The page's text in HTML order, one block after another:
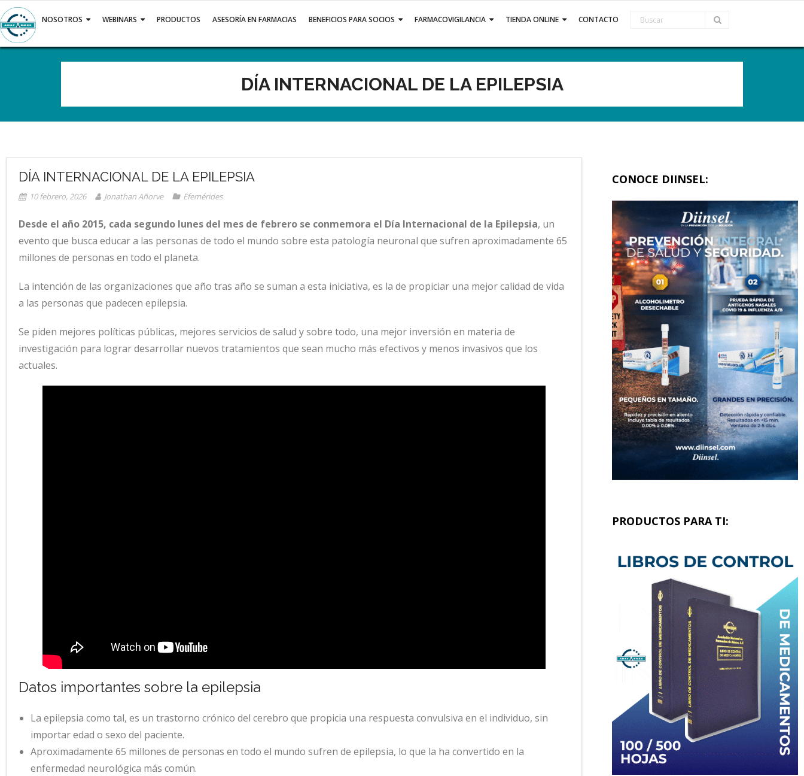
Saltar
al
contenido
NOSOTROS WEBINARS PRODUCTOS ASESORÍA EN FARMACIAS BENEFICIOS PARA SOCIOS FARMACOVIGILANCIA TIENDA ONLINE CONTACTO
DÍA INTERNACIONAL DE LA EPILEPSIA
DÍA INTERNACIONAL DE LA EPILEPSIA
10 febrero, 2026 Jonathan Añorve Efemérides
Desde el año 2015, cada segundo lunes del mes de febrero se conmemora el Día Internacional de la Epilepsia, un
evento que busca educar a las personas de todo el mundo sobre esta patología neuronal que sufren aproximadamente 65
millones de personas en todo el planeta.
La intención de las organizaciones que año tras año se suman a esta iniciativa, es la de propiciar una mejor calidad de vida
a las personas que padecen epilepsia.
Se piden mejores políticas públicas, mejores servicios de salud y sobre todo, una mejor inversión en materia de
investigación para lograr desarrollar nuevos tratamientos que sean mucho más efectivos y menos invasivos que los
actuales.
Datos importantes sobre la epilepsia
La epilepsia como tal, es un trastorno crónico del cerebro que propicia una respuesta convulsiva en el individuo, sin
importar edad o sexo del paciente.
Aproximadamente 65 millones de personas en todo el mundo sufren de epilepsia, lo que la ha convertido en la
enfermedad neurológica más común.
CONOCE DIINSEL:
PRODUCTOS PARA TI: